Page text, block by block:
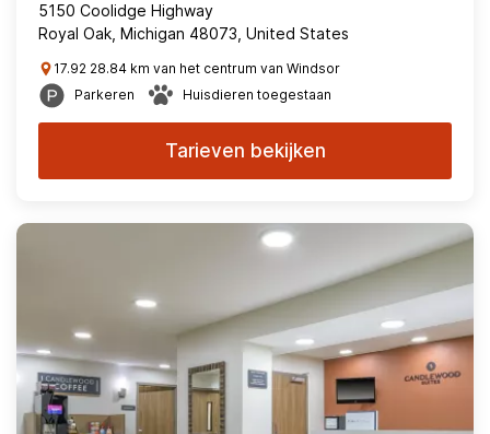
5150 Coolidge Highway
Royal Oak, Michigan 48073, United States
17.92 28.84 km van het centrum van Windsor
Parkeren
Huisdieren toegestaan
Tarieven bekijken